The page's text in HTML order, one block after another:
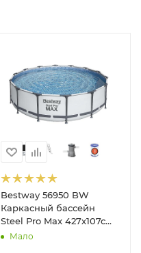
Bestway 56950 BW
Каркасный бассейн
Steel Pro Max 427х107см,
13030л, фил.-насос
Мало